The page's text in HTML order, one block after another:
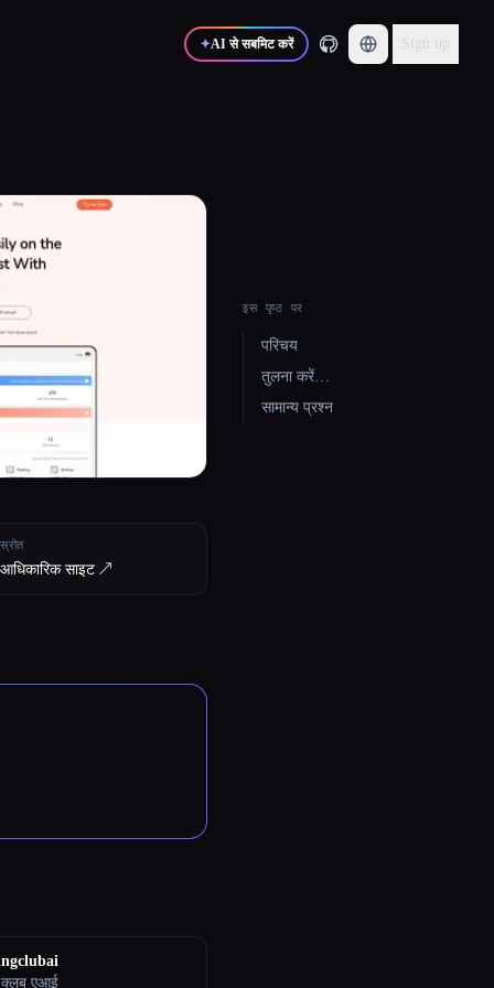
✦AI से सबमिट करें Sign up
स्रोत
आधिकारिक साइट ↗︎
क्लब एआई
इस पृष्ठ पर
परिचय
तुलना करें…
सामान्य प्रश्न